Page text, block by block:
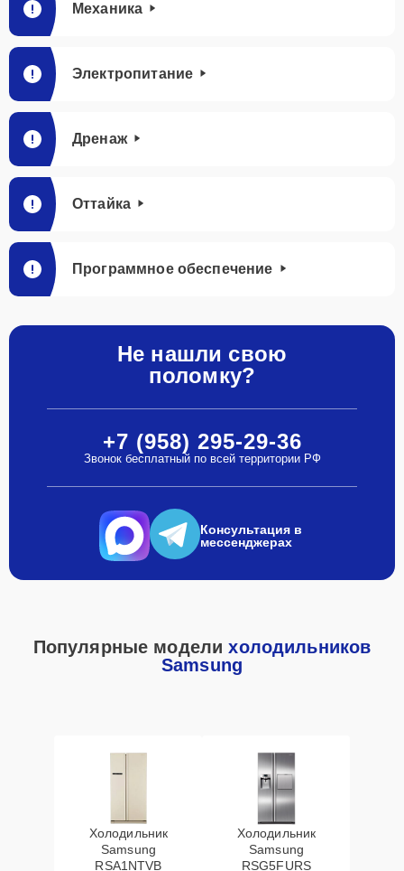
Механика
Электропитание
Дренаж
Оттайка
Программное обеспечение
Не нашли свою
поломку?
+7 (958) 295-29-36
Звонок бесплатный по всей территории РФ
Консультация в
мессенджерах
Популярные моделихолодильников
Samsung
Холодильник
Samsung
RSA1NTVB
Холодильник
Samsung
RSG5FURS